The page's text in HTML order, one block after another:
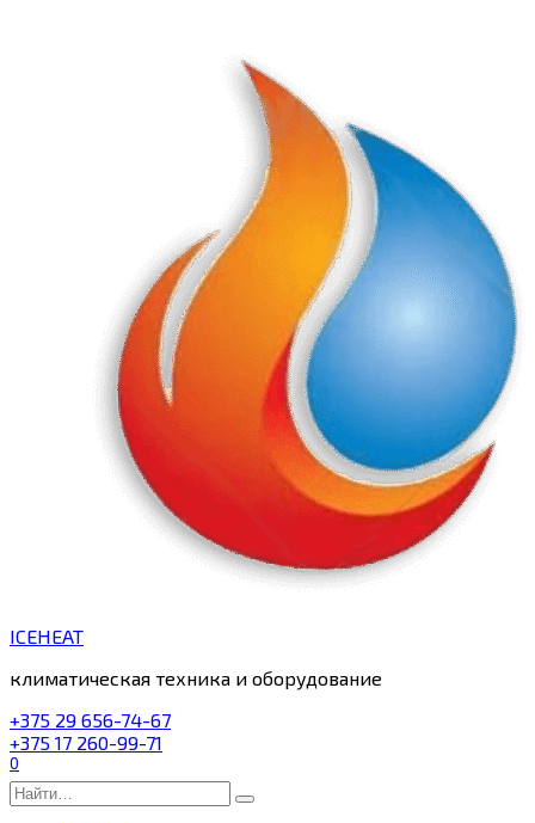
ICEHEAT
климатическая техника и оборудование
+375 29 656-74-67
+375 17 260-99-71
0
Search
for: